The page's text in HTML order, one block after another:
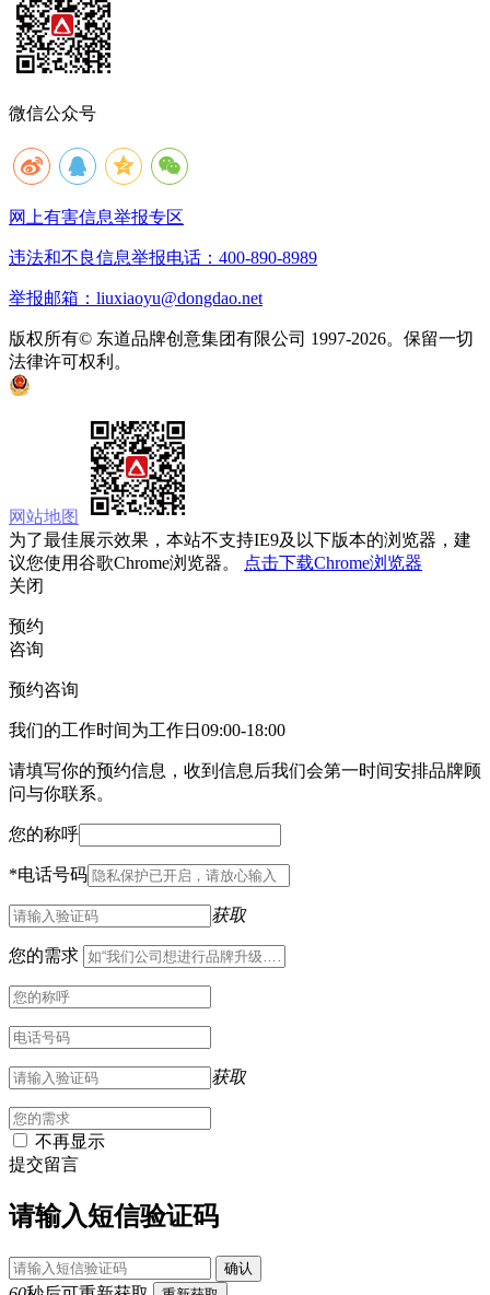
微信公众号
网上有害信息举报专区
违法和不良信息举报电话：400-890-8989
举报邮箱：liuxiaoyu@dongdao.net
版权所有© 东道品牌创意集团有限公司 1997-2026。保留一切
法律许可权利。
网站地图
为了最佳展示效果，本站不支持IE9及以下版本的浏览器，建
议您使用谷歌Chrome浏览器。
点击下载Chrome浏览器
关闭
预约
咨询
预约咨询
我们的工作时间为工作日09:00-18:00
请填写你的预约信息，收到信息后我们会第一时间安排品牌顾
问与你联系。
您的称呼
*电话号码
获取
您的需求
获取
不再显示
提交留言
请输入短信验证码
确认